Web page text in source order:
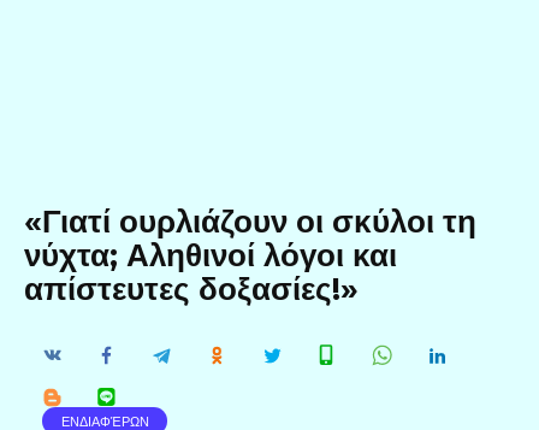
«Γιατί ουρλιάζουν οι σκύλοι τη
νύχτα; Αληθινοί λόγοι και
απίστευτες δοξασίες!»
ΕΝΔΙΑΦΈΡΩΝ